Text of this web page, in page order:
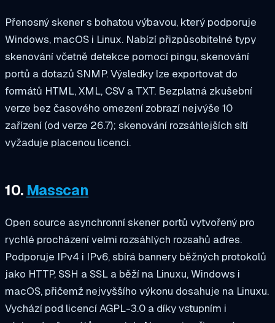
Přenosný skener s bohatou výbavou, který podporuje
Windows, macOS i Linux. Nabízí přizpůsobitelné typy
skenování včetně detekce pomocí pingu, skenování
portů a dotazů SNMP. Výsledky lze exportovat do
formátů HTML, XML, CSV a TXT. Bezplatná zkušební
verze bez časového omezení zobrazí nejvýše 10
zařízení (od verze 26.7); skenování rozsáhlejších sítí
vyžaduje placenou licenci.
10. Masscan
Open source asynchronní skener portů vytvořený pro
rychlé procházení velmi rozsáhlých rozsahů adres.
Podporuje IPv4 i IPv6, sbírá bannery běžných protokolů
jako HTTP, SSH a SSL a běží na Linuxu, Windows i
macOS, přičemž nejvyššího výkonu dosahuje na Linuxu.
Vychází pod licencí AGPL-3.0 a díky vstupním i